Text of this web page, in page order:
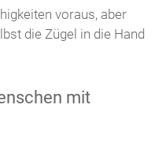
voraus, aber
die Zügel in die Hand
mit